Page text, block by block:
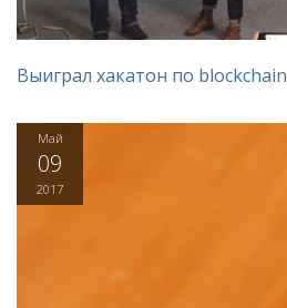
Выиграл хакатон по blockchain
Май
09
2017